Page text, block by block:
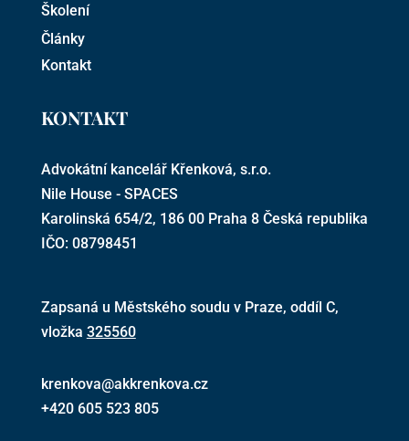
Školení
Články
Kontakt
KONTAKT
Advokátní kancelář Křenková, s.r.o.
Nile House - SPACES
Karolinská 654/2, 186 00 Praha 8 Česká republika
IČO: 08798451
Zapsaná u Městského soudu v Praze, oddíl C,
vložka 325560
krenkova@akkrenkova.cz
+420 605 523 805